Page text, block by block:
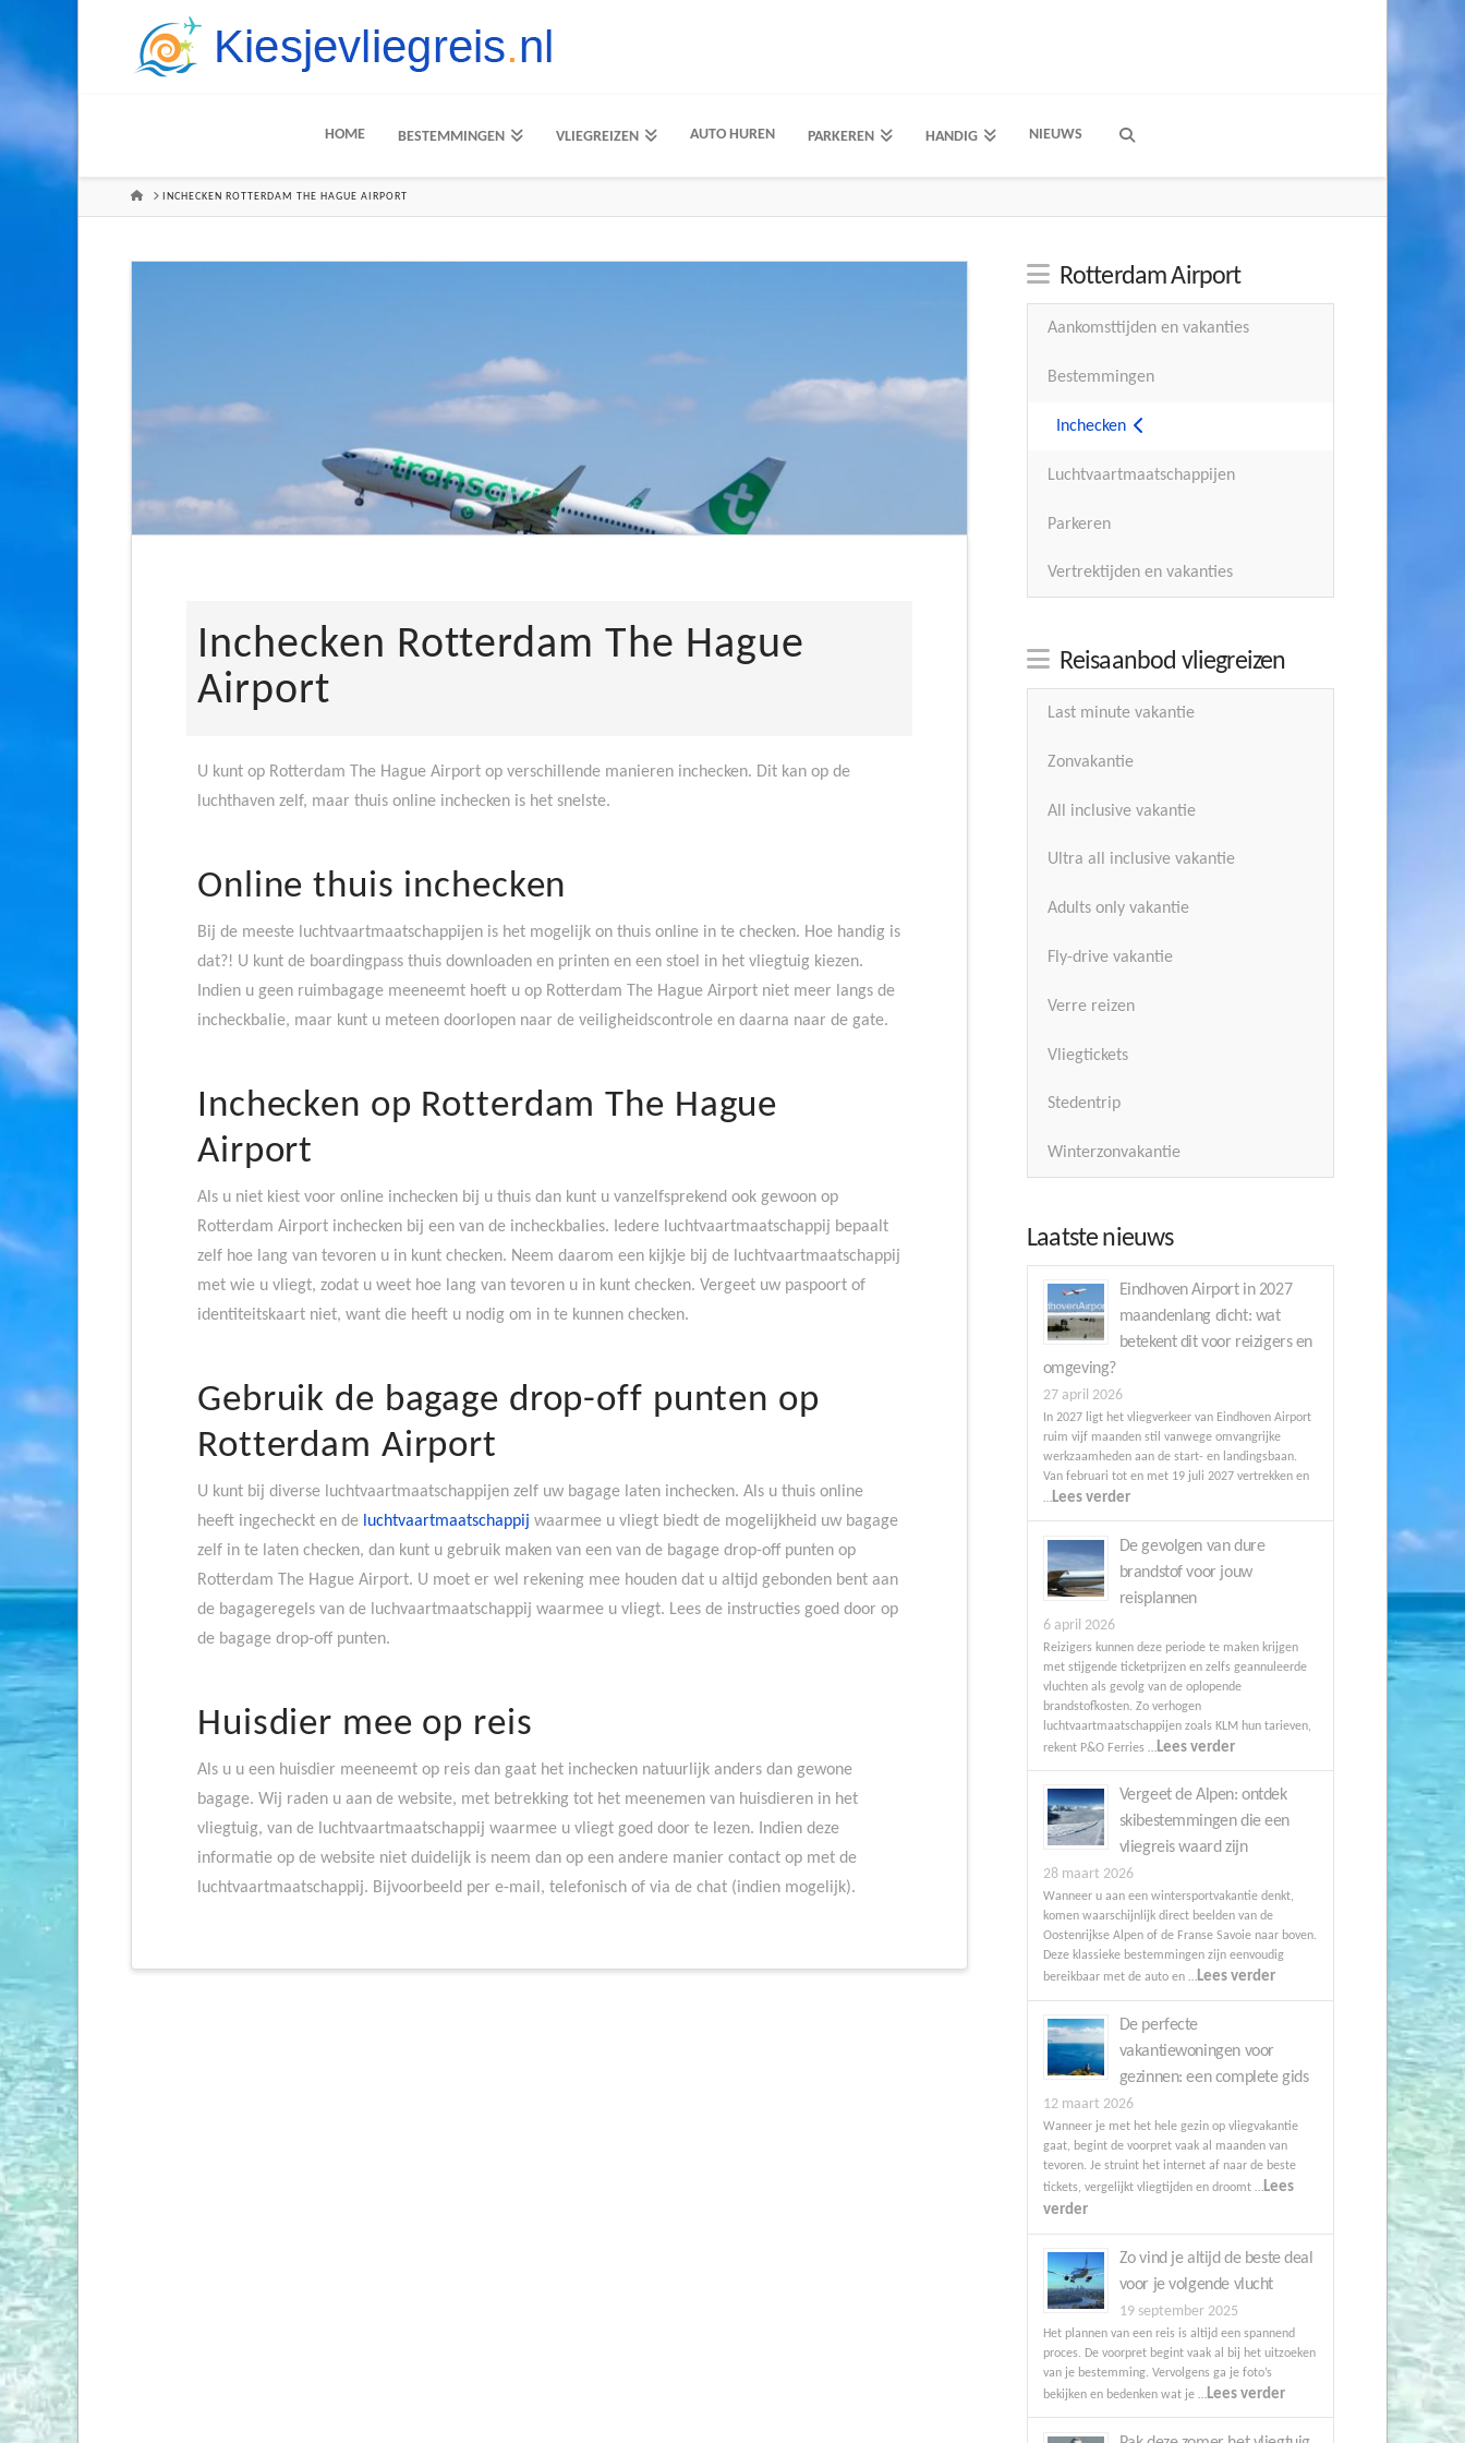
HOME BESTEMMINGEN VLIEGREIZEN AUTO HUREN PARKEREN HANDIG NIEUWS
HOMEINCHECKEN ROTTERDAM THE HAGUE AIRPORT
Inchecken Rotterdam The Hague
Airport
U kunt op Rotterdam The Hague Airport op verschillende manieren inchecken. Dit kan op de
luchthaven zelf, maar thuis online inchecken is het snelste.
Online thuis inchecken
Bij de meeste luchtvaartmaatschappijen is het mogelijk on thuis online in te checken. Hoe handig is
dat?! U kunt de boardingpass thuis downloaden en printen en een stoel in het vliegtuig kiezen.
Indien u geen ruimbagage meeneemt hoeft u op Rotterdam The Hague Airport niet meer langs de
incheckbalie, maar kunt u meteen doorlopen naar de veiligheidscontrole en daarna naar de gate.
Inchecken op Rotterdam The Hague
Airport
Als u niet kiest voor online inchecken bij u thuis dan kunt u vanzelfsprekend ook gewoon op
Rotterdam Airport inchecken bij een van de incheckbalies. Iedere luchtvaartmaatschappij bepaalt
zelf hoe lang van tevoren u in kunt checken. Neem daarom een kijkje bij de luchtvaartmaatschappij
met wie u vliegt, zodat u weet hoe lang van tevoren u in kunt checken. Vergeet uw paspoort of
identiteitskaart niet, want die heeft u nodig om in te kunnen checken.
Gebruik de bagage drop-off punten op
Rotterdam Airport
U kunt bij diverse luchtvaartmaatschappijen zelf uw bagage laten inchecken. Als u thuis online
heeft ingecheckt en de luchtvaartmaatschappij waarmee u vliegt biedt de mogelijkheid uw bagage
zelf in te laten checken, dan kunt u gebruik maken van een van de bagage drop-off punten op
Rotterdam The Hague Airport. U moet er wel rekening mee houden dat u altijd gebonden bent aan
de bagageregels van de luchvaartmaatschappij waarmee u vliegt. Lees de instructies goed door op
de bagage drop-off punten.
Huisdier mee op reis
Als u u een huisdier meeneemt op reis dan gaat het inchecken natuurlijk anders dan gewone
bagage. Wij raden u aan de website, met betrekking tot het meenemen van huisdieren in het
vliegtuig, van de luchtvaartmaatschappij waarmee u vliegt goed door te lezen. Indien deze
informatie op de website niet duidelijk is neem dan op een andere manier contact op met de
luchtvaartmaatschappij. Bijvoorbeeld per e-mail, telefonisch of via de chat (indien mogelijk).
Rotterdam Airport
Aankomsttijden en vakanties
Bestemmingen
Inchecken
Luchtvaartmaatschappijen
Parkeren
Vertrektijden en vakanties
Reisaanbod vliegreizen
Last minute vakantie
Zonvakantie
All inclusive vakantie
Ultra all inclusive vakantie
Adults only vakantie
Fly-drive vakantie
Verre reizen
Vliegtickets
Stedentrip
Winterzonvakantie
Laatste nieuws
Eindhoven Airport in 2027
maandenlang dicht: wat
betekent dit voor reizigers en
omgeving?
27 april 2026
In 2027 ligt het vliegverkeer van Eindhoven Airport
ruim vijf maanden stil vanwege omvangrijke
werkzaamheden aan de start- en landingsbaan.
Van februari tot en met 19 juli 2027 vertrekken en
…Lees verder
De gevolgen van dure
brandstof voor jouw
reisplannen
6 april 2026
Reizigers kunnen deze periode te maken krijgen
met stijgende ticketprijzen en zelfs geannuleerde
vluchten als gevolg van de oplopende
brandstofkosten. Zo verhogen
luchtvaartmaatschappijen zoals KLM hun tarieven,
rekent P&O Ferries …Lees verder
Vergeet de Alpen: ontdek
skibestemmingen die een
vliegreis waard zijn
28 maart 2026
Wanneer u aan een wintersportvakantie denkt,
komen waarschijnlijk direct beelden van de
Oostenrijkse Alpen of de Franse Savoie naar boven.
Deze klassieke bestemmingen zijn eenvoudig
bereikbaar met de auto en …Lees verder
De perfecte
vakantiewoningen voor
gezinnen: een complete gids
12 maart 2026
Wanneer je met het hele gezin op vliegvakantie
gaat, begint de voorpret vaak al maanden van
tevoren. Je struint het internet af naar de beste
tickets, vergelijkt vliegtijden en droomt …Lees
verder
Zo vind je altijd de beste deal
voor je volgende vlucht
19 september 2025
Het plannen van een reis is altijd een spannend
proces. De voorpret begint vaak al bij het uitzoeken
van je bestemming. Vervolgens ga je foto’s
bekijken en bedenken wat je …Lees verder